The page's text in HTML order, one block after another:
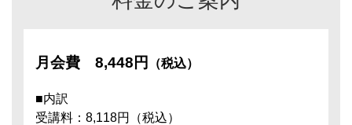
月会費 8,448円 （税込）
■内訳
受講料：8,118円（税込）